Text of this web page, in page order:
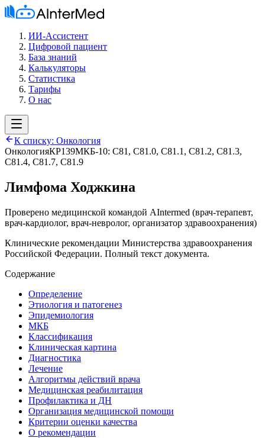
ИИ-Ассистент
Цифровой пациент
База знаний
Калькуляторы
Статистика
Тарифы
О нас
К списку: Онкология
ОнкологияКР139МКБ-10: C81, C81.0, C81.1, C81.2, C81.3,
C81.4, C81.7, C81.9
Лимфома Ходжкина
Проверено медицинской командой AIntermed (врач-терапевт,
врач-кардиолог, врач-невролог, организатор здравоохранения)
Клинические рекомендации Министерства здравоохранения
Российской Федерации. Полный текст документа.
Содержание
Определение
Этиология и патогенез
Эпидемиология
МКБ
Классификация
Клиническая картина
Диагностика
Лечение
Алгоритмы действий врача
Медицинская реабилитация
Профилактика и ДН
Организация медицинской помощи
Критерии оценки качества
О рекомендации